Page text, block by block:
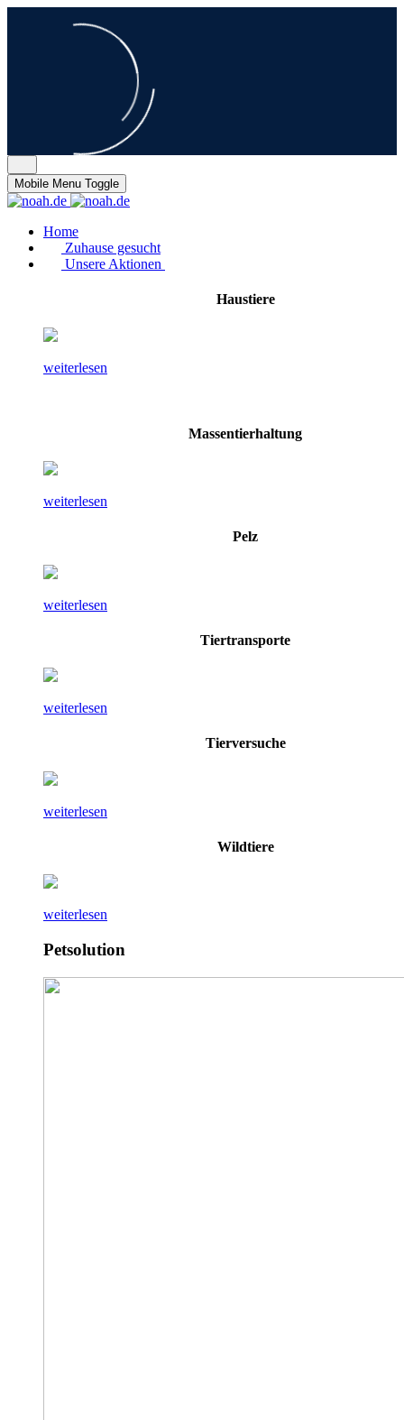
Mobile Menu Toggle
Home
Zuhause gesucht
Unsere Aktionen
Haustiere
weiterlesen
Massentierhaltung
weiterlesen
Pelz
weiterlesen
Tiertransporte
weiterlesen
Tierversuche
weiterlesen
Wildtiere
weiterlesen
Petsolution